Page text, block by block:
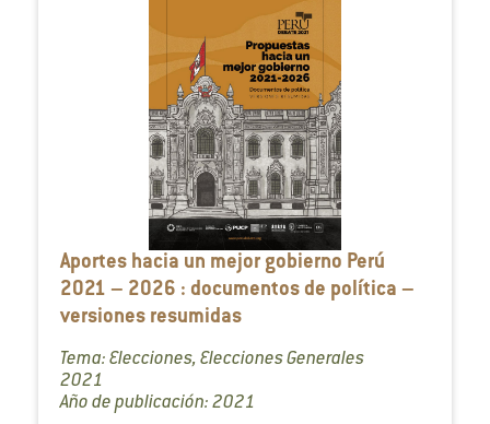
Aportes hacia un mejor gobierno Perú
2021 – 2026 : documentos de política –
versiones resumidas
Tema: Elecciones, Elecciones Generales
2021
Año de publicación: 2021